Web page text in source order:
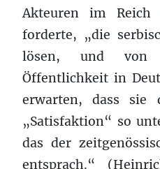
Akteuren im Reich
forderte, „die
lösen, und von
Öffentlichkeit in
erwarten, dass sie
„Satisfaktion“ so
das der
entsprach.“